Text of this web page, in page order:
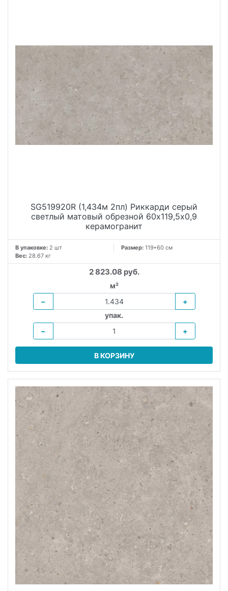
SG519920R (1,434м 2пл) Риккарди серый
светлый матовый обрезной 60х119,5x0,9
керамогранит
В упаковке: 2 шт Размер: 119*60 см
Вес: 28.67 кг
2 823.08 руб.
м²
−
+
упак.
−
+
В КОРЗИНУ